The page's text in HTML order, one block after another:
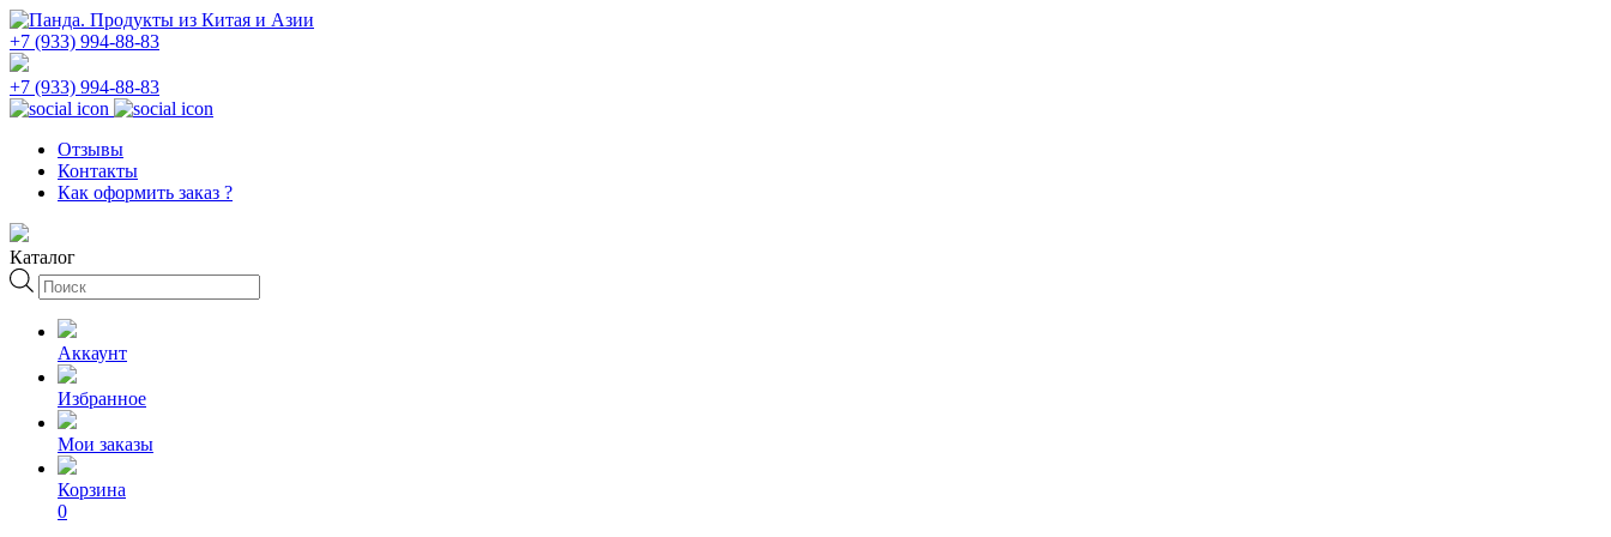
+7 (933) 994-88-83
+7 (933) 994-88-83
Отзывы
Контакты
Как оформить заказ ?
Каталог
Поиск
товаров
Аккаунт
Избранное
Мои заказы
Корзина
0